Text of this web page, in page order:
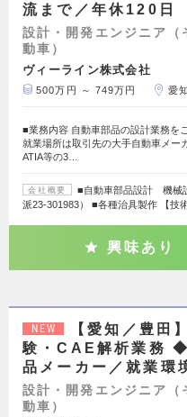
流まで／年休120日
設計・開発エンジニア（
動車）
ヴィーライン株式会社
500万円 ～ 749万円 愛
■業務内容 自動車部品の設計業務を
就業場所は取引先の大手自動車メー
ATIA等の3…
会社概要
■自動車部品設計 機
派23-301983） ■各種治具製作 【
興味あり
NEW
【愛知／豊田
験・CAE解析業務
品メーカー／就業環
設計・開発エンジニア（
動車）